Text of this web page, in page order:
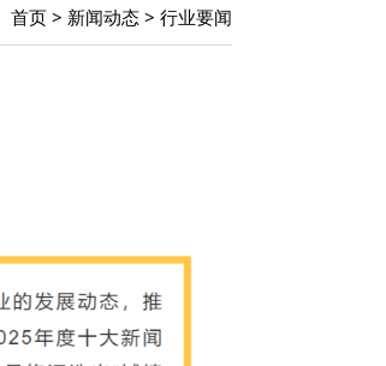
首页 > 新闻动态 > 行业要闻